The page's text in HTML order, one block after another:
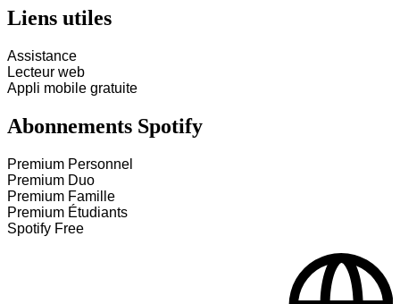
Liens utiles
Assistance
Lecteur web
Appli mobile gratuite
Abonnements Spotify
Premium Personnel
Premium Duo
Premium Famille
Premium Étudiants
Spotify Free